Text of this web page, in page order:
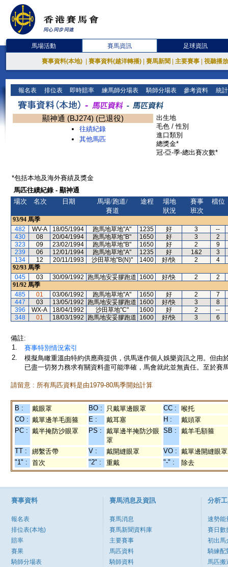
馬場活動 賽馬資訊 足球資訊
賽事資料(本地) 賽事資料(越洋轉播) 賽馬新聞 主要賽事 視聽播
報名表 排位表 即時賠率 練馬師分場表 騎師分場表 參考資料 統
顯神通 (BJ274) (已退役)
往績紀錄
其他馬匹
出生地
毛色 / 性別
進口類別
總獎金*
冠-亞-季-總出賽次數*
*包括本地及海外賽績及獎金
馬匹往績紀錄 - 顯神通
場次
名次 日期
馬場/跑道/
賽道
途程
場地
狀況
賽事
班次
檔位
93/94 馬季
482
WV-A 18/05/1994 跑馬地草地"A" 1235 好 3
--
430
08 20/04/1994 跑馬地草地"B" 1650 好 3
2
323
09 23/02/1994 跑馬地草地"B" 1650 好 2
9
239
06 12/01/1994 跑馬地草地"A" 1235 好 1&2
3
134
12 20/11/1993 沙田草地"B(N)" 1400 好/快 2
4
92/93 馬季
045
03 30/09/1992 跑馬地安妥膠跑道 1600 好/快 2
2
91/92 馬季
485
01 03/06/1992 跑馬地草地"A" 1650 好 2
7
447
03 13/05/1992 跑馬地安妥膠跑道 1600 好/快 3
8
396
WX-A 18/04/1992 沙田草地"C" 1600 好 2
--
348
01 18/03/1992 跑馬地安妥膠跑道 1600 好/快 3 6
備註:
1.
賽事特別情況索引
2.
模擬鳥瞰重溫由特約供應商提供，供馬迷作個人娛樂資訊之用。但
已盡一切努力務求有關資料盡可能準確，馬會就此並無責任。至於賽
請留意 : 所有馬匹資料是由1979-80馬季開始計算
B : 戴眼罩 BO : 只戴單邊眼罩 CC :
喉托
CO : 戴單邊羊毛面箍 E : 戴耳塞 H :
戴頭罩
PC : 戴半掩防沙眼罩 PS :
戴單邊半掩防沙眼
罩
SB : 戴羊毛額箍
TT : 綁繫舌帶 V : 戴開縫眼罩 VO : 戴單邊開縫眼罩
"1" :
首次 "2" : 重戴 "-" : 除去
賽事資料
報名表
排位表(本地)
賠率
賽果
騎師分場表
賽馬消息及資訊
賽馬消息
賽馬新聞資料庫
主要賽事
馬匹資料
騎師資料
分析
速勢能
賽日數
初出馬
騎練配
馬匹搬